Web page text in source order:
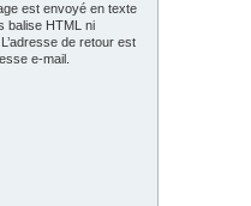
est envoyé en texte
balise HTML ni
de retour est
e-mail.